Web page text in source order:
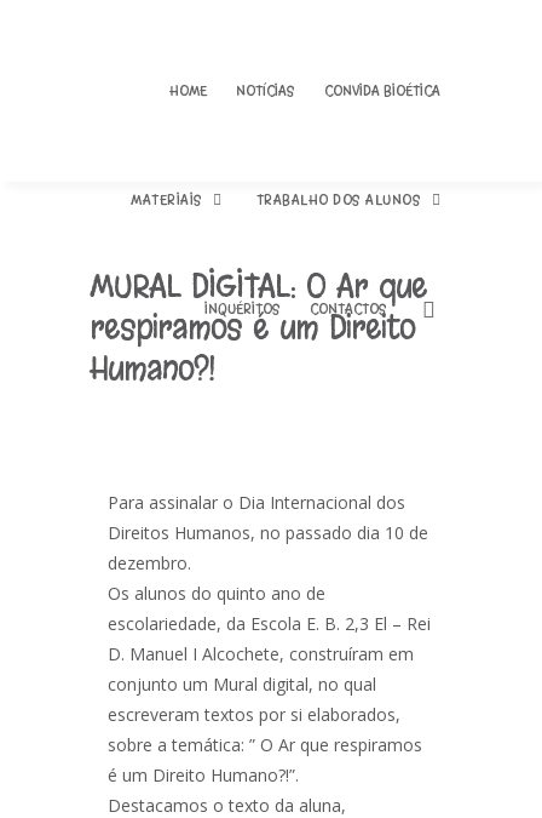
HOME NOTÍCIAS CONVIDA BIOÉTICA
MATERIAIS
01 – O que é a Bioética?
Universal Direitos
Humanos
04 – Direitos e deveres
dos doentes
05 – Consentimento
Informado
06 – Doação e Tráfico de
Órgãos
07 – História do Ser
Humano
TRABALHO DOS ALUNOS
Fotos exposição “A última
gota” 2019/2020
Direitos Humanos
“A Vida Humana é um
Valor Absoluto, a
preservar” 2020/2021
Exposição Direitos
Humanos 2021/2022
Exposição “O Solo”
INQUÉRITOS CONTACTOS
MURAL DIGITAL: O Ar que
respiramos é um Direito
Humano?!
Para assinalar o Dia Internacional dos
Direitos Humanos, no passado dia 10 de
dezembro.
Os alunos do quinto ano de
escolariedade, da Escola E. B. 2,3 El – Rei
D. Manuel I Alcochete, construíram em
conjunto um Mural digital, no qual
escreveram textos por si elaborados,
sobre a temática: ” O Ar que respiramos
é um Direito Humano?!”.
Destacamos o texto da aluna,